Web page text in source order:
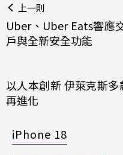
上一則
Uber、Uber Eats響應
戶與全新安全功能
以人本創新 伊萊克斯
再進化
iPhone 18